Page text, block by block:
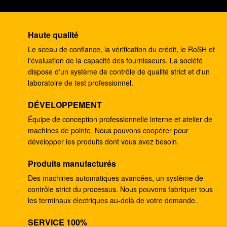
barre 15kw du compresseur d'air de vis de rendement
Les compresseurs d'air industriels stationnaires de
vis dirigent/compresseurs d'air mus par courroie 25hp
Conversion de fréquence peu de compresseur d'air
compresseur d'air entraîné par un moteur électrique
de vis de joint de 18.5kw 25PH entièrement avec la
soupape de refoulement minimale
Unité de Mini Screw Electric Air Compressor de
précision avec le système de contrôle intelligent
Mini Screw Air Compressor
Haute qualité
Le sceau de confiance, la vérification du crédit, le RoSH et
l'évaluation de la capacité des fournisseurs. La société
dispose d'un système de contrôle de qualité strict et d'un
laboratoire de test professionnel.
DÉVELOPPEMENT
Équipe de conception professionnelle interne et atelier de
machines de pointe. Nous pouvons coopérer pour
développer les produits dont vous avez besoin.
Produits manufacturés
Des machines automatiques avancées, un système de
contrôle strict du processus. Nous pouvons fabriquer tous
les terminaux électriques au-delà de votre demande.
SERVICE 100%